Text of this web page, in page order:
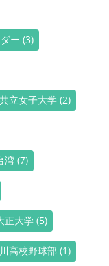
ー (3)
共立女子大学 (2)
湾 (7)
正大学 (5)
高校野球部 (1)